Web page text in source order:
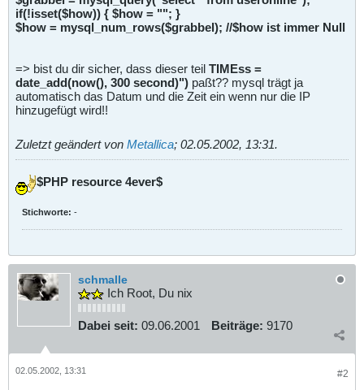
if(!isset($how)) { $how = ""; }
$how = mysql_num_rows($grabbel); //$how ist immer Null
=> bist du dir sicher, dass dieser teil TIMEss =
date_add(now(), 300 second)") paßt?? mysql trägt ja
automatisch das Datum und die Zeit ein wenn nur die IP
hinzugefügt wird!!
Zuletzt geändert von Metallica; 02.05.2002, 13:31.
$PHP resource 4ever$
Stichworte: -
schmalle
Ich Root, Du nix
Dabei seit: 09.06.2001 Beiträge: 9170
#2
02.05.2002, 13:31